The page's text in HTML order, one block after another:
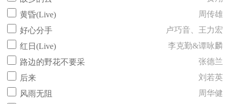
黄昏(Live)
周传雄
好心分手
卢巧音、王力宏
红日(Live)
李克勤&谭咏麟
路边的野花不要采
张德兰
后来
刘若英
风雨无阻
周华健